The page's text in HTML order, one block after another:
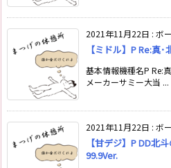
2021年11月22日 : ボ
【ミドル】P Re:真
基本情報機種名P Re:
メーカーサミー大当 ...
2021年11月22日 : ボ
【甘デジ】P DD北
99.9Ver.